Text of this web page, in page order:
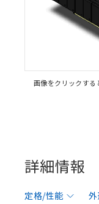
画像をクリックする
詳細情報
定格/性能